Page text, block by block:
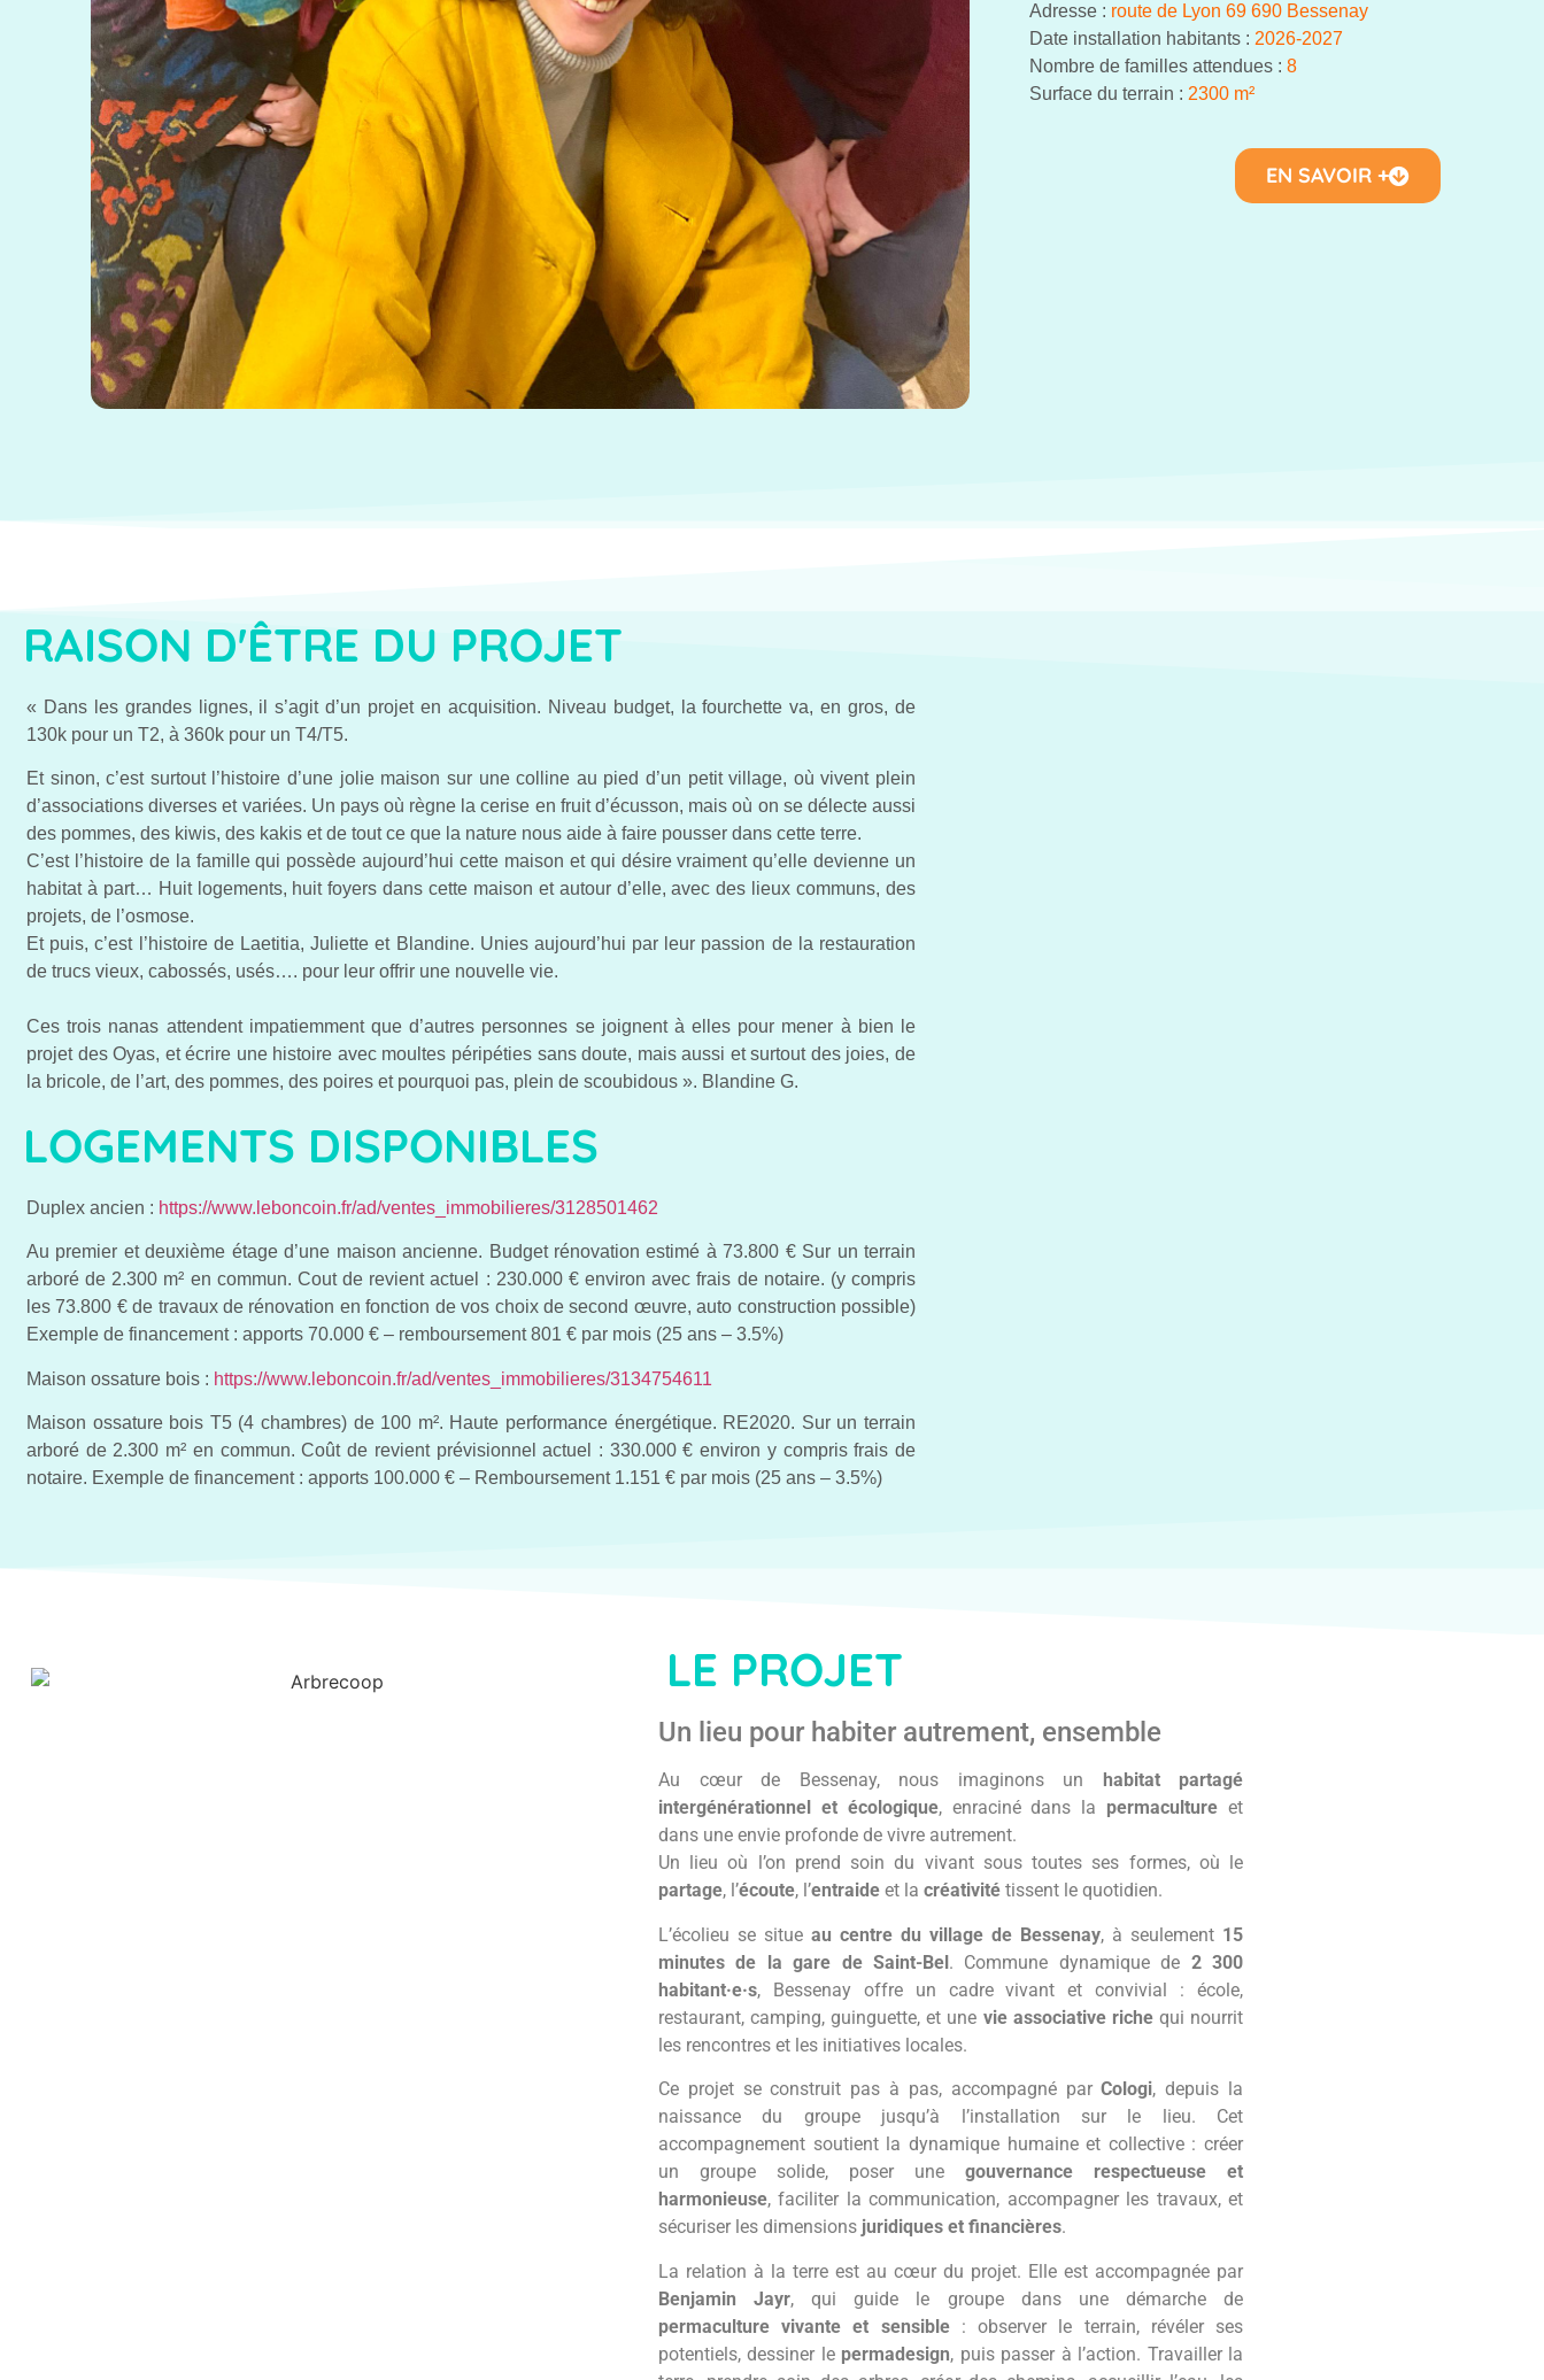
Adresse : route de Lyon 69 690 Bessenay
Date installation habitants: 2026-2027
Nombre de familles attendues : 8
Surface du terrain : 2300 m²
EN SAVOIR +
RAISON D'ÊTRE DU PROJET
« Dans les grandes lignes, il s’agit d’un projet en acquisition. Niveau budget, la fourchette va, en gros, de
130k pour un T2, à 360k pour un T4/T5.
Et sinon, c’est surtout l’histoire d’une jolie maison sur une colline au pied d’un petit village, où vivent plein
d’associations diverses et variées. Un pays où règne la cerise en fruit d’écusson, mais où on se délecte aussi
des pommes, des kiwis, des kakis et de tout ce que la nature nous aide à faire pousser dans cette terre.
C’est l’histoire de la famille qui possède aujourd’hui cette maison et qui désire vraiment qu’elle devienne un
habitat à part… Huit logements, huit foyers dans cette maison et autour d’elle, avec des lieux communs, des
projets, de l’osmose.
Et puis, c’est l’histoire de Laetitia, Juliette et Blandine. Unies aujourd’hui par leur passion de la restauration
de trucs vieux, cabossés, usés…. pour leur offrir une nouvelle vie.
Ces trois nanas attendent impatiemment que d’autres personnes se joignent à elles pour mener à bien le
projet des Oyas, et écrire une histoire avec moultes péripéties sans doute, mais aussi et surtout des joies, de
la bricole, de l’art, des pommes, des poires et pourquoi pas, plein de scoubidous ». Blandine G.
LOGEMENTS DISPONIBLES
Duplex ancien : https://www.leboncoin.fr/ad/ventes_immobilieres/3128501462
Au premier et deuxième étage d’une maison ancienne. Budget rénovation estimé à 73.800 € Sur un terrain
arboré de 2.300 m² en commun. Cout de revient actuel : 230.000 € environ avec frais de notaire. (y compris
les 73.800 € de travaux de rénovation en fonction de vos choix de second œuvre, auto construction possible)
Exemple de financement : apports 70.000 € – remboursement 801 € par mois (25 ans – 3.5%)
Maison ossature bois : https://www.leboncoin.fr/ad/ventes_immobilieres/3134754611
Maison ossature bois T5(4 chambres) de 100 m². Haute performance énergétique. RE2020. Sur un terrain
arboré de 2.300 m² en commun. Coût de revient prévisionnel actuel : 330.000 € environ y compris frais de
notaire. Exemple de financement : apports 100.000 € – Remboursement 1.151 € par mois (25 ans – 3.5%)
LE PROJET
Un lieu pour habiter autrement, ensemble
Au cœur de Bessenay, nous imaginons un
habitat partagé
intergénérationnel et écologique, enraciné dans la permaculture et
dans une envie profonde de vivre autrement.
Un lieu où l’on prend soin du vivant sous toutes ses formes, où le
partage, l’écoute, l’entraide et la créativité tissent le quotidien.
L’écolieu se situe au centre du village de Bessenay, à seulement 15
minutes de la gare de Saint-Bel. Commune dynamique de 2 300
habitant·e·s, Bessenay offre un cadre vivant et convivial : école,
restaurant, camping, guinguette, et une vie associative richequi nourrit
les rencontres et les initiatives locales.
Ce projet se construit pas à pas, accompagné parCologi, depuis la
naissance du groupe jusqu’à l’installation sur le lieu. Cet
accompagnement soutient la dynamique humaine et collective : créer
un groupe solide, poser une gouvernance respectueuse et
harmonieuse, faciliter la communication, accompagner les travaux, et
sécuriser les dimensions juridiques et financières.
La relation à la terre est au cœur du projet. Elle est accompagnée par
Benjamin Jayr, qui guide le groupe dans une démarche de
permaculture vivante et sensible: observer le terrain, révéler ses
potentiels, dessiner le permadesign, puis passer à l’action. Travailler la